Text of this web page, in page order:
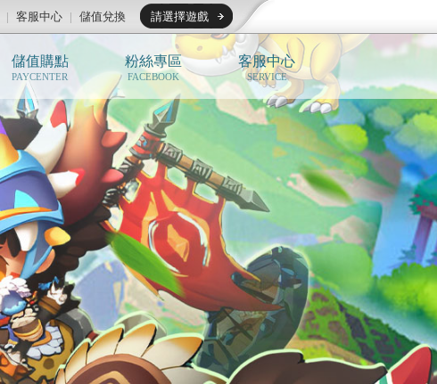
| 客服中心 | 儲值兌換 請選擇遊戲
儲值購點
PAYCENTER
粉絲專區
FACEBOOK
客服中心
SERVICE